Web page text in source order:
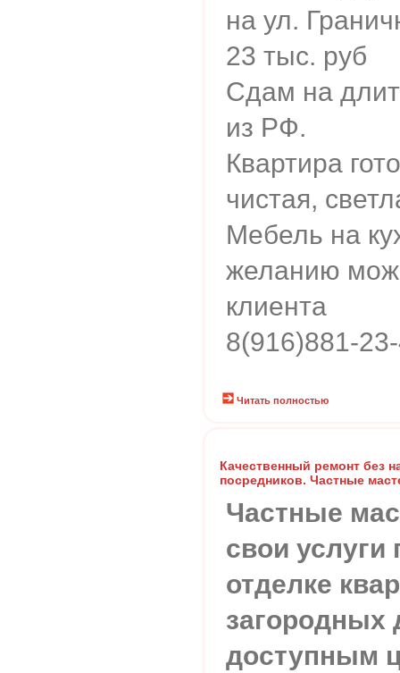
на ул.
23 тыс. руб
Сдам на
из РФ.
Квартира
чистая,
Мебель на
желанию
клиента
8(916)881-
Читать полностью
Качественный ремонт без
посредников. Частные
Частные
свои услуги
отделке
загородных
доступным